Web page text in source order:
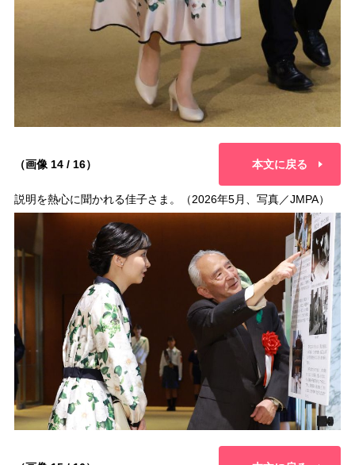
（画像 14 / 16） 本文に戻る
説明を熱心に聞かれる佳子さま。（2026年5月、写真／JMPA）